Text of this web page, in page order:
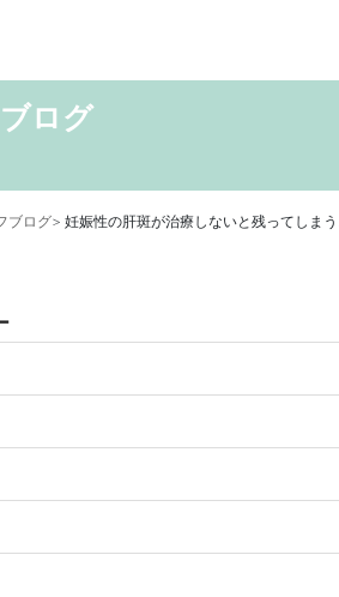
いぼ治療
ト
トーニング ニキビクリア ニ
ビ跡・凹みクレーター治療
ニキビ
脂
2026年7月
ログ
ブログ> 妊娠性の肝斑が治療しないと残ってしまう